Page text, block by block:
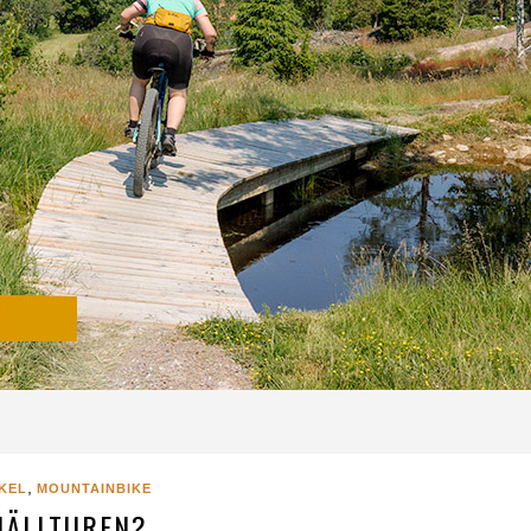
MOUNTAINBIKE